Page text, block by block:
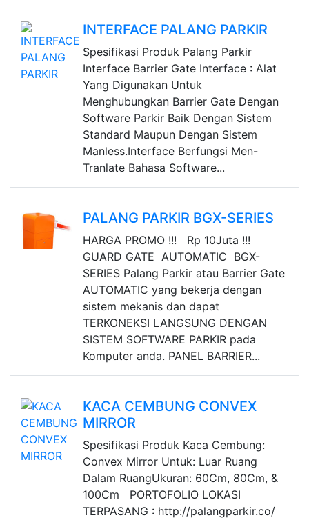
INTERFACE PALANG PARKIR
Spesifikasi Produk Palang Parkir
Interface Barrier Gate Interface : Alat
Yang Digunakan Untuk
Menghubungkan Barrier Gate Dengan
Software Parkir Baik Dengan Sistem
Standard Maupun Dengan Sistem
Manless.Interface Berfungsi Men-
Tranlate Bahasa Software...
PALANG PARKIR BGX-SERIES
HARGA PROMO !!! Rp 10Juta !!!
GUARD GATE AUTOMATIC BGX-
SERIES Palang Parkir atau Barrier Gate
AUTOMATIC yang bekerja dengan
sistem mekanis dan dapat
TERKONEKSI LANGSUNG DENGAN
SISTEM SOFTWARE PARKIR pada
Komputer anda. PANEL BARRIER...
KACA CEMBUNG CONVEX
MIRROR
Spesifikasi Produk Kaca Cembung:
Convex Mirror Untuk: Luar Ruang
Dalam RuangUkuran: 60Cm, 80Cm, &
100Cm PORTOFOLIO LOKASI
TERPASANG : http://palangparkir.co/